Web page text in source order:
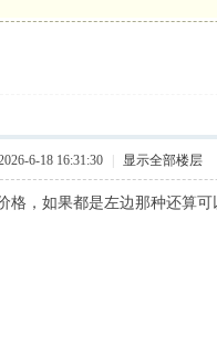
6-18 16:31:30 显示全部楼层
格，如果都是左边那种还算